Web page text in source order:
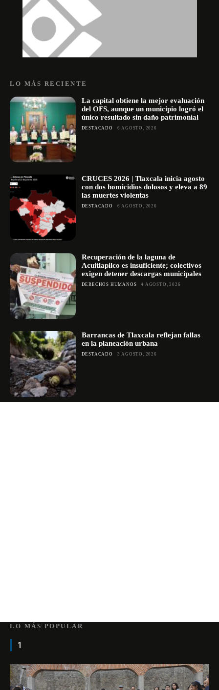
LO MÁS RECIENTE
La capital obtiene la mejor evaluación
del OFS, aunque un municipio logró el
único resultado sin daño patrimonial
DESTACADO 6 AGOSTO, 2026
CRUCES 2026 | Tlaxcala inicia agosto
con dos homicidios dolosos y eleva a 89
las muertes violentas
DESTACADO 6 AGOSTO, 2026
Recuperación de la laguna de
Acuitlapilco es insuficiente; colectivos
exigen detener descargas municipales
DERECHOS HUMANOS 4 AGOSTO, 2026
Barrancas de Tlaxcala reflejan fallas
en la planeación urbana
DESTACADO 3 AGOSTO, 2026
LO MÁS POPULAR
1